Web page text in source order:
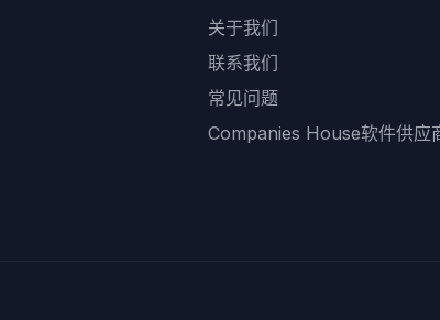
关于我们
联系我们
常见问题
Companies House软件供应